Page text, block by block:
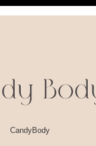
CandyBody